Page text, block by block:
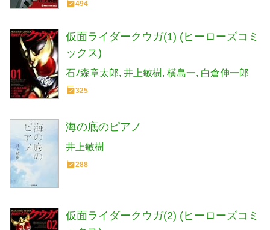
494
仮面ライダークウガ(1) (ヒーローズコミ
ックス)
石ﾉ森章太郎 井上敏樹 横島一 白倉伸一郎
325
海の底のピアノ
井上敏樹
288
仮面ライダークウガ(2) (ヒーローズコミ